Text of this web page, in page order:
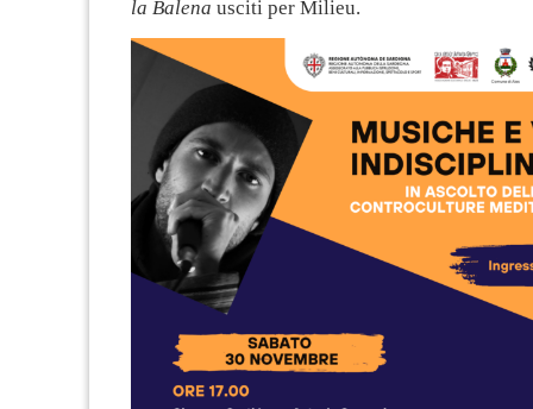
la Balena usciti per Milieu.